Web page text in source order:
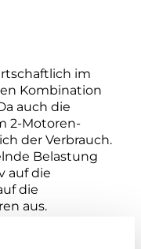
im
Kombination
auch die
2-Motoren-
der Verbrauch.
Belastung
auf die
die
aus.